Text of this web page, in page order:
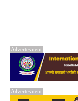
Advertesment
Advertesment